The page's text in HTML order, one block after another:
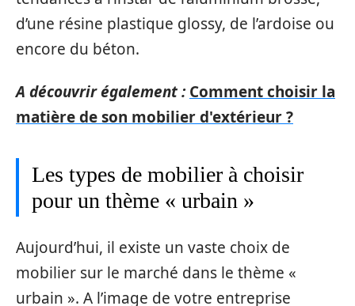
d’une résine plastique glossy, de l’ardoise ou
encore du béton.
A découvrir également : Comment choisir la
matière de son mobilier d'extérieur ?
Les types de mobilier à choisir
pour un thème « urbain »
Aujourd’hui, il existe un vaste choix de
mobilier sur le marché dans le thème «
urbain ». A l’image de votre entreprise